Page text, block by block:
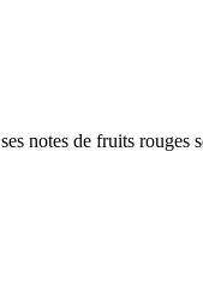
notes de fruits